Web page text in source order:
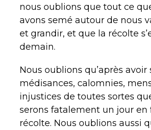
nous oublions que tout ce
avons semé autour de nous
et grandir, et que la récolte
demain.
Nous oublions qu’après avoir
médisances, calomnies,
injustices de toutes sortes
serons fatalement un jour en
récolte. Nous oublions aussi